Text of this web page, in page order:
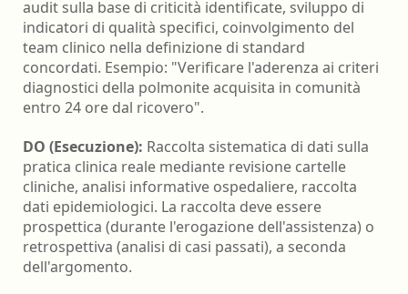
audit sulla base di criticità identificate, sviluppo di
indicatori di qualità specifici, coinvolgimento del
team clinico nella definizione di standard
concordati. Esempio: "Verificare l'aderenza ai criteri
diagnostici della polmonite acquisita in comunità
entro 24 ore dal ricovero".
DO (Esecuzione): Raccolta sistematica di dati sulla
pratica clinica reale mediante revisione cartelle
cliniche, analisi informative ospedaliere, raccolta
dati epidemiologici. La raccolta deve essere
prospettica (durante l'erogazione dell'assistenza) o
retrospettiva (analisi di casi passati), a seconda
dell'argomento.